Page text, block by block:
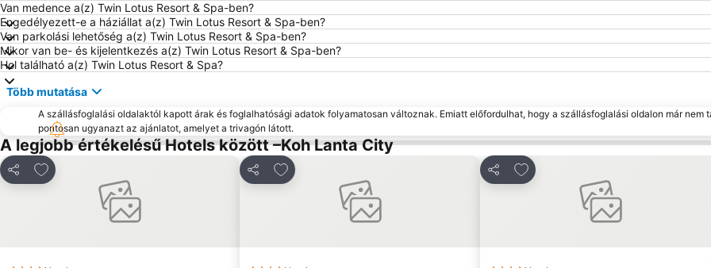
Van medence a(z) Twin Lotus Resort & Spa-ben?
Engedélyezett-e a háziállat a(z) Twin Lotus Resort & Spa-ben?
Van parkolási lehetőség a(z) Twin Lotus Resort & Spa-ben?
Mikor van be- és kijelentkezés a(z) Twin Lotus Resort & Spa-ben?
Hol található a(z) Twin Lotus Resort & Spa?
Több mutatása
A szállásfoglalási oldalaktól kapott árak és foglalhatósági adatok folyamatosan változnak. Emiatt előfordulhat, hogy a szállásfoglalási oldalon már nem
pontosan ugyanazt az ajánlatot, amelyet a trivagón látott.
A legjobb értékelésű Hotels között –Koh Lanta City
Megosztás
Hozzáadás a kedvencekhez
Megosztás
Hozzáadás a kedvencekhez
Megosztás
Hozzáadás a kedvencekhez